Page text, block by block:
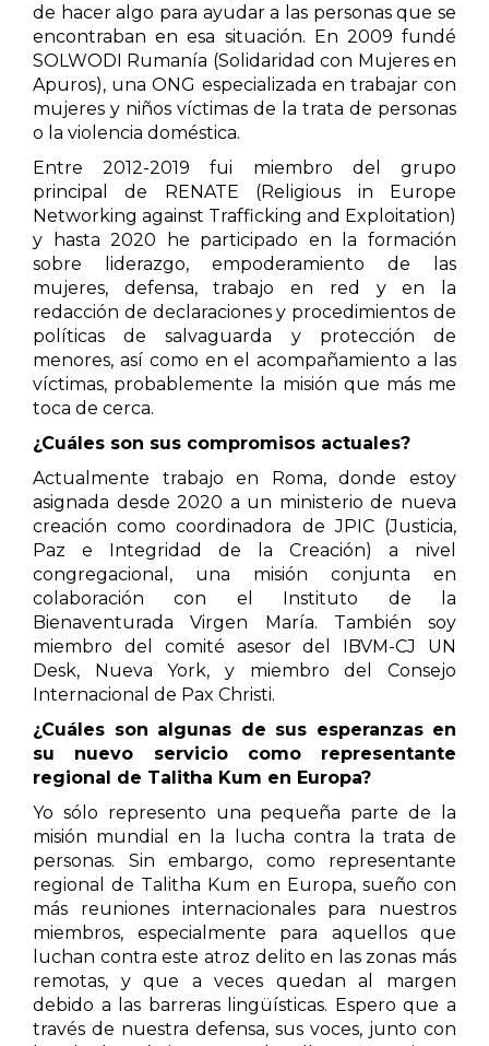
de hacer algo para ayudar a las personas que se
encontraban en esa situación. En 2009 fundé
SOLWODI Rumanía (Solidaridad con Mujeres en
Apuros), una ONG especializada en trabajar con
mujeres y niños víctimas de la trata de personas
o la violencia doméstica.
Entre 2012-2019 fui miembro del grupo
principal de RENATE (Religious in Europe
Networking against Trafficking and Exploitation)
y hasta 2020 he participado en la formación
sobre liderazgo, empoderamiento de las
mujeres, defensa, trabajo en red y en la
redacción de declaraciones y procedimientos de
políticas de salvaguarda y protección de
menores, así como en el acompañamiento a las
víctimas, probablemente la misión que más me
toca de cerca.
¿Cuáles son sus compromisos actuales?
Actualmente trabajo en Roma, donde estoy
asignada desde 2020 a un ministerio de nueva
creación como coordinadora de JPIC (Justicia,
Paz e Integridad de la Creación) a nivel
congregacional, una misión conjunta en
colaboración con el Instituto de la
Bienaventurada Virgen María. También soy
miembro del comité asesor del IBVM-CJ UN
Desk, Nueva York, y miembro del Consejo
Internacional de Pax Christi.
¿Cuáles son algunas de sus esperanzas en
su nuevo servicio como representante
regional de Talitha Kum en Europa?
Yo sólo represento una pequeña parte de la
misión mundial en la lucha contra la trata de
personas. Sin embargo, como representante
regional de Talitha Kum en Europa, sueño con
más reuniones internacionales para nuestros
miembros, especialmente para aquellos que
luchan contra este atroz delito en las zonas más
remotas, y que a veces quedan al margen
debido a las barreras lingüísticas. Espero que a
través de nuestra defensa, sus voces, junto con